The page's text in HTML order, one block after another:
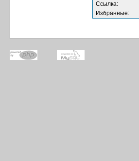
Ссылка:
Избранные: